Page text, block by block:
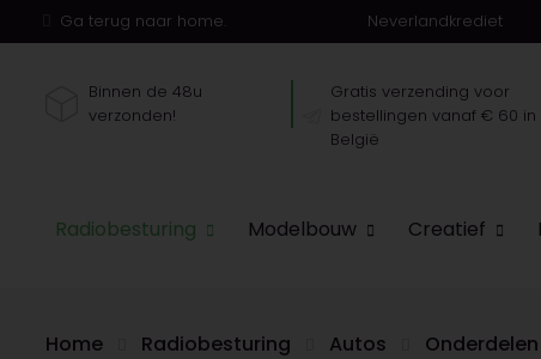
Ga terug naar home. Neverlandkrediet
Binnen de 48u
verzonden!
Gratis verzending voor
bestellingen vanaf € 60 in
België
Radiobesturing Modelbouw Creatief
Home Radiobesturing Autos Onderdelen